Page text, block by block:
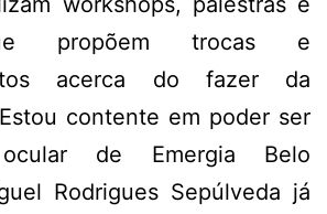
propõem trocas e
acerca do fazer da
contente em poder ser
ocular de Emergia Belo
Rodrigues Sepúlveda já